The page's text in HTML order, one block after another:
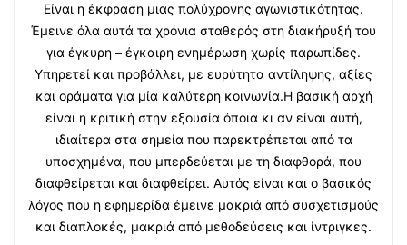
Είναι η έκφραση μιας πολύχρονης αγωνιστικότητας.
Έμεινε όλα αυτά τα χρόνια σταθερός στη διακήρυξή του
για έγκυρη – έγκαιρη ενημέρωση χωρίς παρωπίδες.
Υπηρετεί και προβάλλει, με ευρύτητα αντίληψης, αξίες
και οράματα για μία καλύτερη κοινωνία.Η βασική αρχή
είναι η κριτική στην εξουσία όποια κι αν είναι αυτή,
ιδιαίτερα στα σημεία που παρεκτρέπεται από τα
υποσχημένα, που μπερδεύεται με τη διαφθορά, που
διαφθείρεται και διαφθείρει. Αυτός είναι και ο βασικός
λόγος που η εφημερίδα έμεινε μακριά από συσχετισμούς
και διαπλοκές, μακριά από μεθοδεύσεις και ίντριγκες.